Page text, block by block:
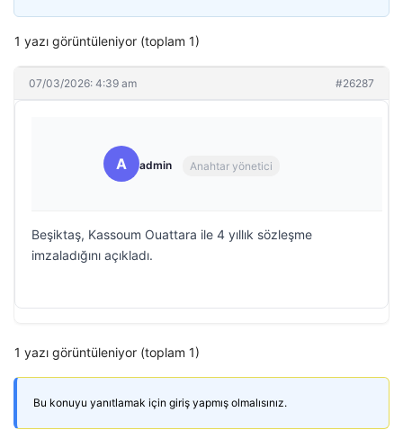
1 yazı görüntüleniyor (toplam 1)
07/03/2026: 4:39 am #26287
A admin Anahtar yönetici
Beşiktaş, Kassoum Ouattara ile 4 yıllık sözleşme
imzaladığını açıkladı.
1 yazı görüntüleniyor (toplam 1)
Bu konuyu yanıtlamak için giriş yapmış olmalısınız.